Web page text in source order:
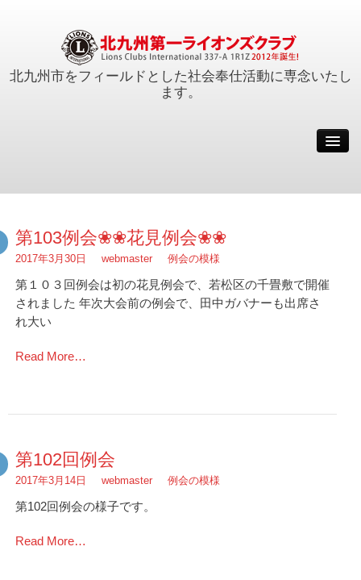
北九州市をフィールドとした社会奉仕活動に専念いたし
ます。
活動報告
事務局
サイトマップ
会長メッセージ
第103例会❀❀花見例会❀❀
2017年3月30日 webmaster 例会の模様
第１０３回例会は初の花見例会で、若松区の千畳敷で開催
されました 年次大会前の例会で、田中ガバナーも出席さ
れ大い
Read More…
第102回例会
2017年3月14日 webmaster 例会の模様
第102回例会の様子です。
Read More…